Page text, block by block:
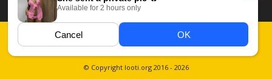
دسته بندی فیلم های سکسی
داستان سکسی ایرانی
عکس سکسی ایرانی
فیلم های سکسی زهرا قوانین
Report Abuse
© Copyright looti.org 2016 - 2026